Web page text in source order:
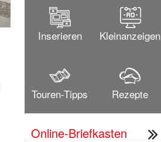
Inserieren Kleinanzeigen
Touren-Tipps Rezepte
Online-Briefkasten